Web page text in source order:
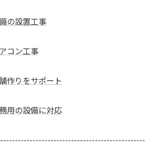
の設置工事
コン工事
作りをサポート
用の設備に対応